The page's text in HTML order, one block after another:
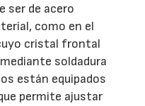
ser de acero
como en el
cristal frontal
soldadura
están equipados
permite ajustar